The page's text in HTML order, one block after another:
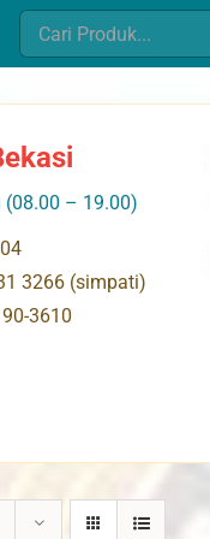
Search
for:
– 19.00)
3266 (simpati)
3610